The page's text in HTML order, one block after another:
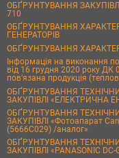
ОБҐРУНТУВАННЯ
710
ОБҐРУНТУВАННЯ
ГЕНЕРАТОРІВ
ОБҐРУНТУВАННЯ
Інформація на виконання
від 16 грудня 2020 року ДК
пов’язана продукція
ОБҐРУНТУВАННЯ
ЗАКУПІВЛІ «ЕЛЕКТРИЧНА
ОБҐРУНТУВАННЯ
ЗАКУПІВЛІ «Фотоапарат
(5666C029) /аналог»
ОБҐРУНТУВАННЯ
ЗАКУПІВЛІ «PANASONIC